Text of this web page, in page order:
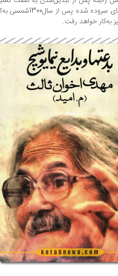
توصیف بسیاری از شعرهای
به‌کار خواهد رفت.